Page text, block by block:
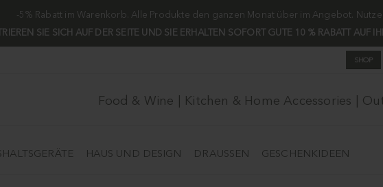
-5% Rabatt im Warenkorb. Alle Produkte den ganzen Monat über im Angebot.
SIE SICH AUF DER SEITE UND SIE ERHALTEN SOFORT GUTE 10 % RABATT AUF
SHOP
Food & Wine | Kitchen & Home Accessories |
HAUS UND DESIGN DRAUSSEN GESCHENKIDEEN